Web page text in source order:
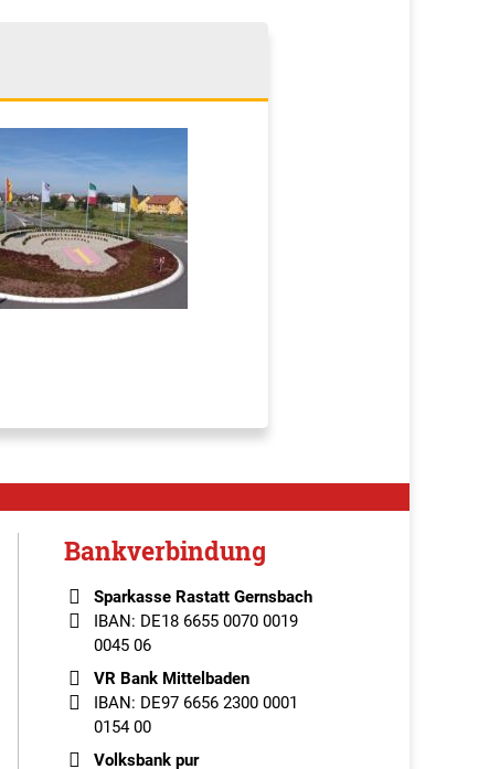
Bankverbindung
Sparkasse Rastatt Gernsbach
IBAN: DE18 6655 0070 0019
0045 06
VR Bank Mittelbaden
IBAN: DE97 6656 2300 0001
0154 00
Volksbank pur